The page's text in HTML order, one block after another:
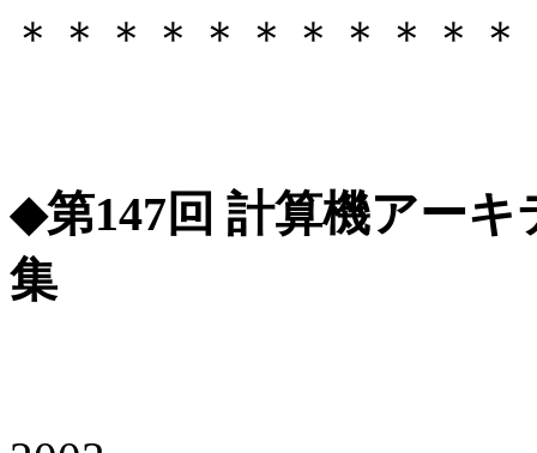
＊＊＊＊＊＊＊＊＊＊
◆第147回 計算機アー
集